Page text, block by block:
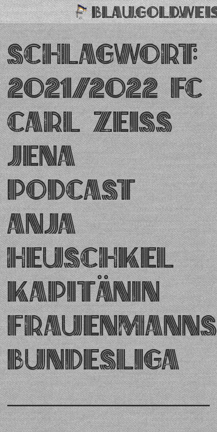
Zum
Inhalt
springen
Schlagwort:
2021/2022 FC
Carl Zeiss
Jena
Podcast
Anja
Heuschkel
Kapitänin
Bundesliga